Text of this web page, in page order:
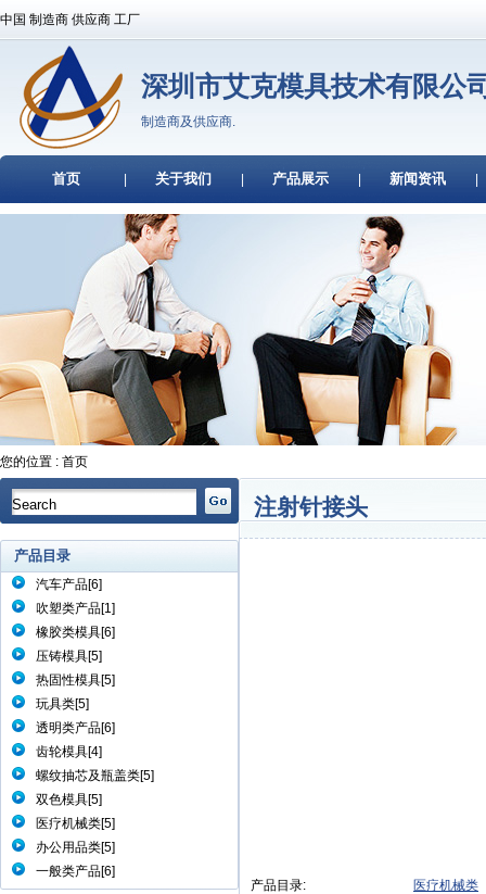
中国 制造商 供应商 工厂
深圳市艾克模具技术有限公
制造商及供应商.
首页 关于我们 产品展示 新闻资讯
您的位置 : 首页
产品目录
汽车产品[6]
吹塑类产品[1]
橡胶类模具[6]
压铸模具[5]
热固性模具[5]
玩具类[5]
透明类产品[6]
齿轮模具[4]
螺纹抽芯及瓶盖类[5]
双色模具[5]
医疗机械类[5]
办公用品类[5]
一般类产品[6]
注射针接头
产品目录: 医疗机